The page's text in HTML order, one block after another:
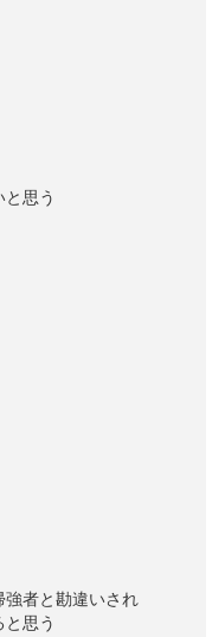
思う
強者と勘違いされ
思う